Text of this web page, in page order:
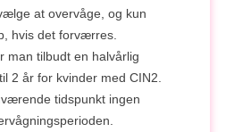
at overvåge, og kun
hvis det forværres.
man tilbudt en halvårlig
2 år for kvinder med CIN2.
tidspunkt ingen